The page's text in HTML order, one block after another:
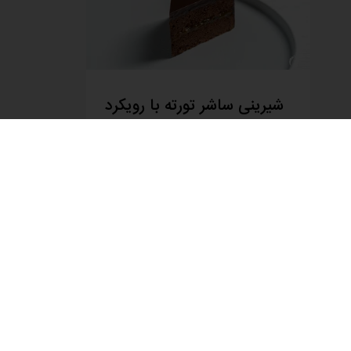
شیرینی ساشر تورته با رویکرد
توسعه پایدار